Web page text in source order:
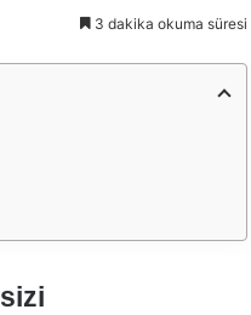
3 dakika okuma süresi